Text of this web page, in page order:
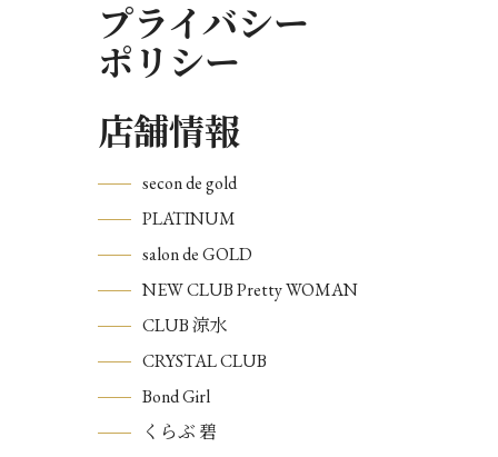
プライバシー
ポリシー
店舗情報
secon de gold
PLATINUM
salon de GOLD
NEW CLUB Pretty WOMAN
CLUB 涼水
CRYSTAL CLUB
Bond Girl
くらぶ 碧